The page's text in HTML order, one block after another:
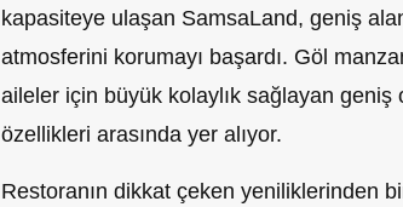
kapasiteye ulaşan SamsaLand, geniş
atmosferini korumayı başardı. Göl
aileler için büyük kolaylık sağlayan geniş
özellikleri arasında yer alıyor.
Restoranın dikkat çeken yeniliklerinden